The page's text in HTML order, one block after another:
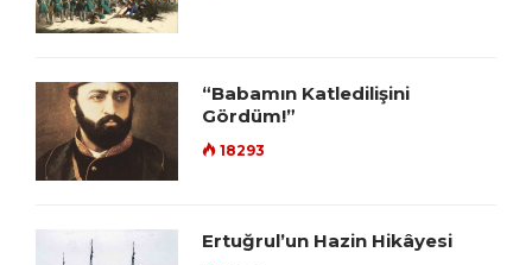
“Babamın Katledilişini
Gördüm!”
18293
Ertuğrul’un Hazin Hikâyesi